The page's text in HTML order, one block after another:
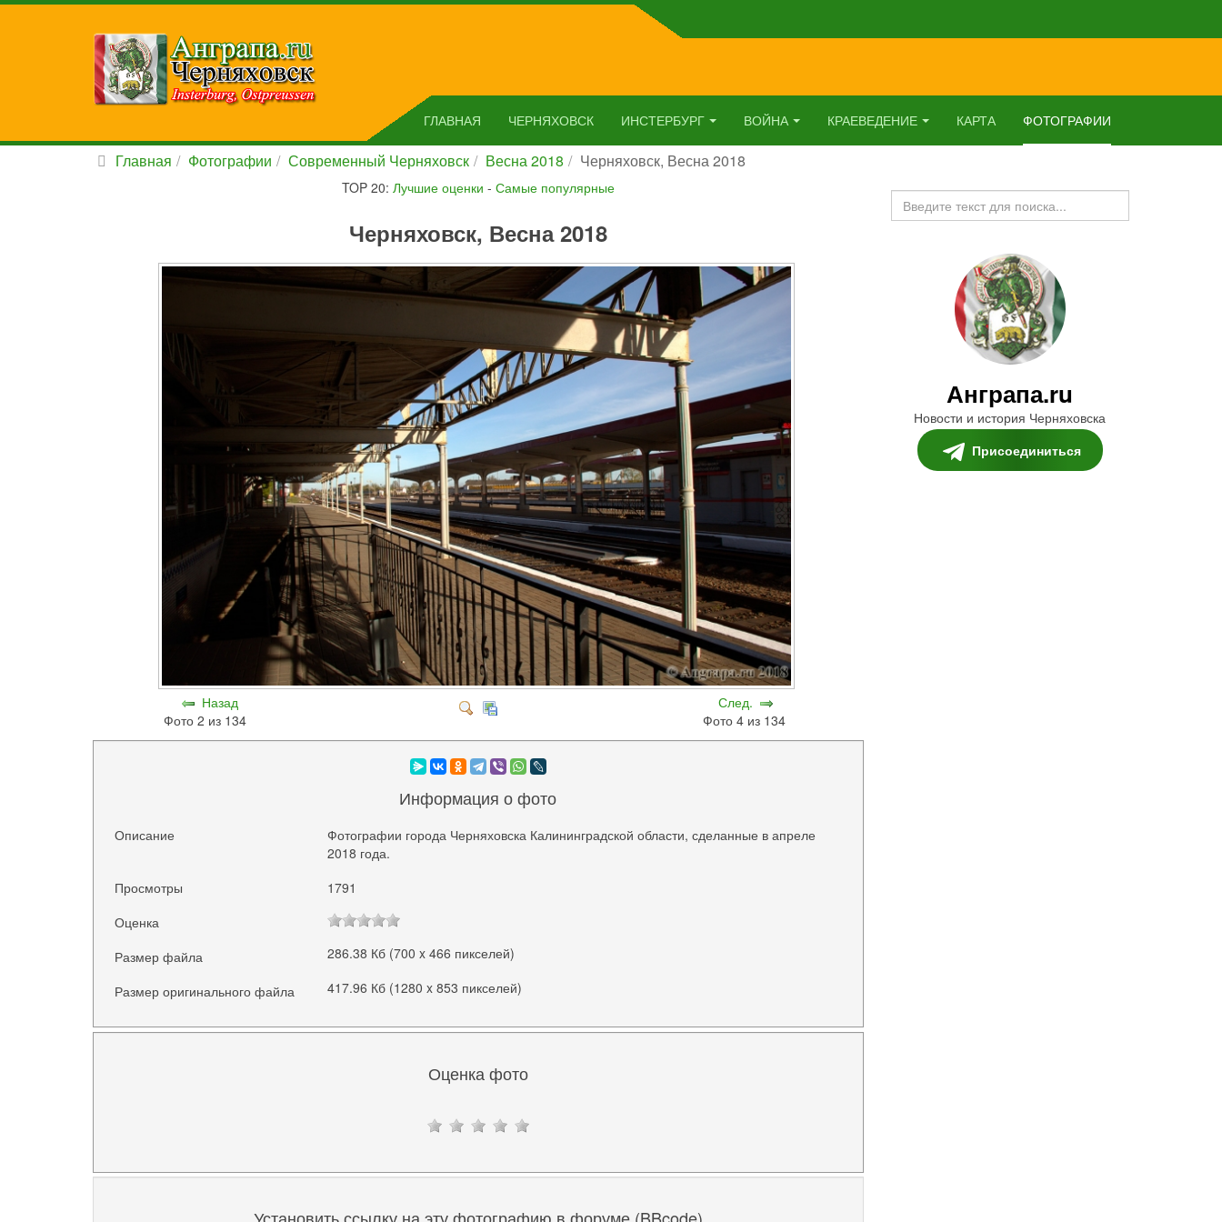
ГЛАВНАЯ ЧЕРНЯХОВСК ИНСТЕРБУРГ ВОЙНА КРАЕВЕДЕНИЕ КАРТА ФОТОГРАФИИ
Главная Фотографии Современный Черняховск Весна 2018 Черняховск, Весна 2018
TOP 20: Лучшие оценки - Самые популярные
Черняховск, Весна 2018
Назад
Фото 2 из 134
След.
Фото 4 из 134
Информация о фото
Описание
Фотографии города Черняховска Калининградской области, сделанные в апреле
2018 года.
Просмотры
1791
Оценка
Размер файла
286.38 Кб (700 x 466 пикселей)
Размер оригинального файла 417.96 Кб (1280 x 853 пикселей)
Оценка фото
Установить ссылку на эту фотографию в форуме (BBcode)
Искать...
Анграпа.ru
Новости и история Черняховска
Присоединиться